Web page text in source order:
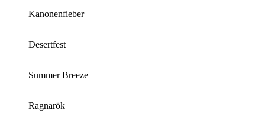
Kanonenfieber
Desertfest
Summer Breeze
Ragnarök